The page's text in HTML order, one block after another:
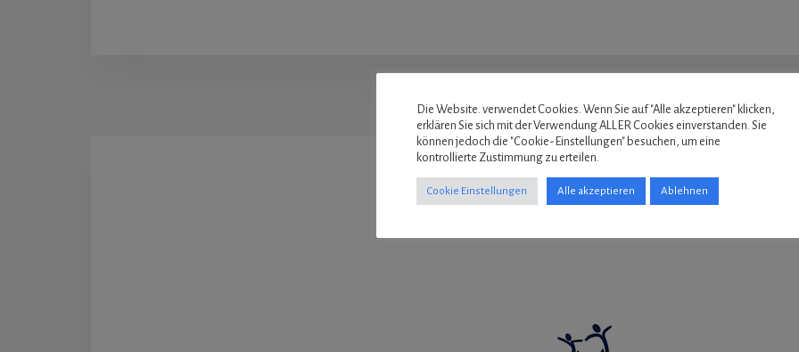
Die Website. verwendet Cookies. Wenn Sie auf "Alle akzeptieren" klicken,
erklären Sie sich mit der Verwendung ALLER Cookies einverstanden. Sie
können jedoch die "Cookie-Einstellungen" besuchen, um eine
kontrollierte Zustimmung zu erteilen.
Cookie Einstellungen Alle akzeptieren Ablehnen